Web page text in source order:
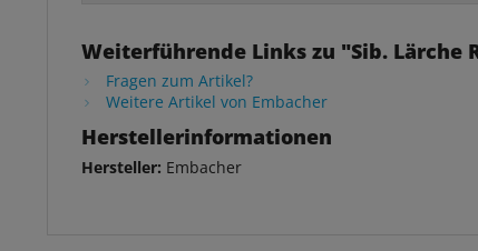
Weiterführende Links zu "Sib. Lärche
Fragen zum Artikel?
Weitere Artikel von Embacher
Herstellerinformationen
Hersteller: Embacher